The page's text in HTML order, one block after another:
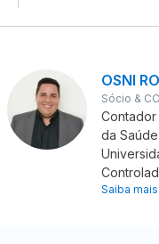
OSNI
Sócio &
da
Saiba